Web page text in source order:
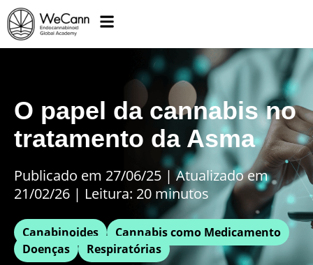
O papel da cannabis no
tratamento da Asma
Publicado em 27/06/25 | Atualizado em
21/02/26 | Leitura: 20 minutos
Canabinoides
Cannabis como Medicamento
Doenças
Respiratórias